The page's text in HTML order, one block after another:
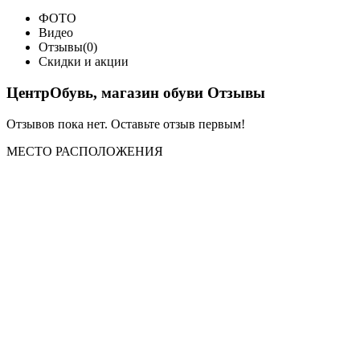
ФОТО
Видео
Отзывы(0)
Скидки и акции
ЦентрОбувь, магазин обуви Отзывы
Отзывов пока нет. Оставьте отзыв первым!
МЕСТО РАСПОЛОЖЕНИЯ